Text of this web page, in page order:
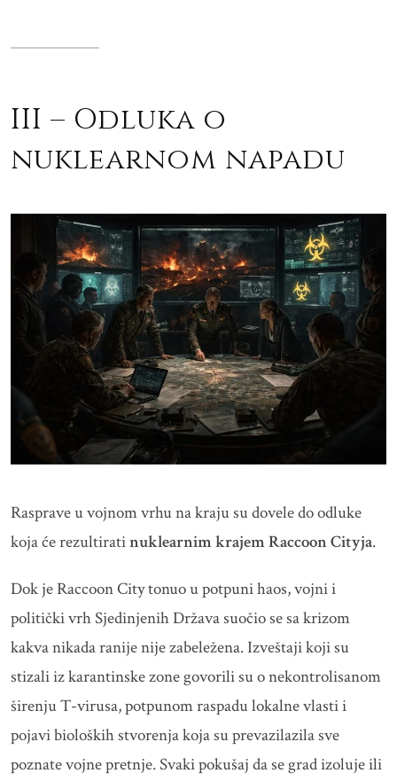
III – Odluka o
nuklearnom napadu
Rasprave u vojnom vrhu na kraju su dovele do odluke
koja će rezultiratinuklearnim krajem Raccoon Cityja.
Dok je Raccoon City tonuo u potpuni haos, vojni i
politički vrh Sjedinjenih Država suočio se sa krizom
kakva nikada ranije nije zabeležena. Izveštaji koji su
stizali iz karantinske zone govorili su o nekontrolisanom
širenju T-virusa, potpunom raspadu lokalne vlasti i
pojavi bioloških stvorenja koja su prevazilazila sve
poznate vojne pretnje. Svaki pokušaj da se grad izoluje ili